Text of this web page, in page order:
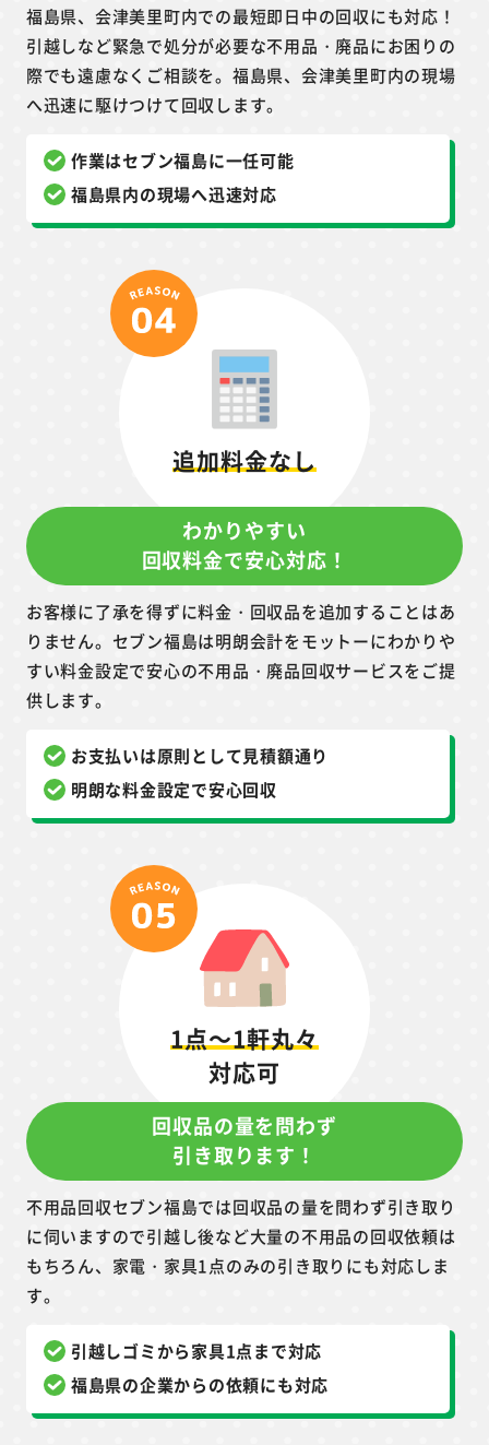
福島県、会津美里町内での最短即日中の回収にも対応！
引越しなど緊急で処分が必要な不用品・廃品にお困りの
際でも遠慮なくご相談を。福島県、会津美里町内の現場
へ迅速に駆けつけて回収します。
作業はセブン福島に一任可能
福島県内の現場へ迅速対応
追加料金なし
わかりやすい
回収料金で安心対応！
お客様に了承を得ずに料金・回収品を追加することはあ
りません。セブン福島は明朗会計をモットーにわかりや
すい料金設定で安心の不用品・廃品回収サービスをご提
供します。
お支払いは原則として見積額通り
明朗な料金設定で安心回収
1点～1軒丸々
対応可
回収品の量を問わず
引き取ります！
不用品回収セブン福島では回収品の量を問わず引き取り
に伺いますので引越し後など大量の不用品の回収依頼は
もちろん、家電・家具1点のみの引き取りにも対応しま
す。
引越しゴミから家具1点まで対応
福島県の企業からの依頼にも対応